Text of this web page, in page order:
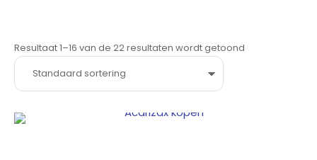
Resultaat 1–16 van de 22 resultaten wordt getoond